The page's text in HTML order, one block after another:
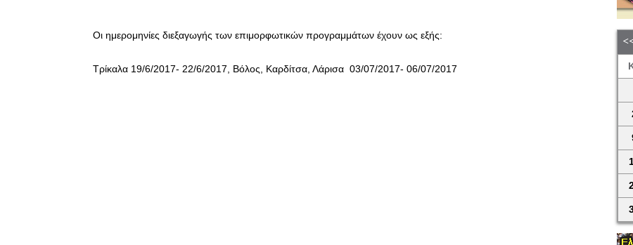
Οι ημερομηνίες διεξαγωγής των επιμορφωτικών προγραμμάτων έχουν ως εξής:
Τρίκαλα 19/6/2017- 22/6/2017, Βόλος, Καρδίτσα, Λάρισα 03/07/2017- 06/07/2017